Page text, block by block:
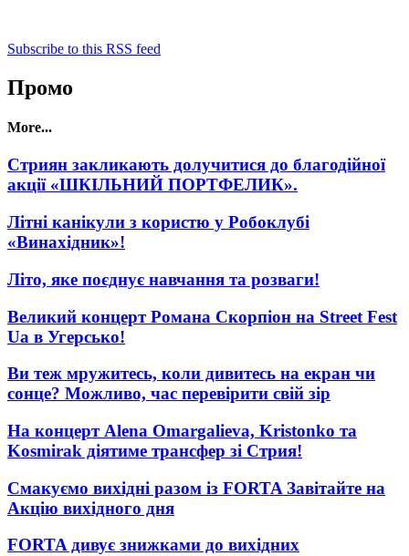
Subscribe to this RSS feed
Промо
More...
Стриян закликають долучитися до благодійної
акції «ШКІЛЬНИЙ ПОРТФЕЛИК».
Літні канікули з користю у Робоклубі
«Винахідник»!
Літо, яке поєднує навчання та розваги!
Великий концерт Романа Скорпіон на Street Fest
Ua в Угерсько!
Ви теж мружитесь, коли дивитесь на екран чи
сонце? Можливо, час перевірити свій зір
На концерт Alena Omargalieva, Kristonko та
Kosmirak діятиме трансфер зі Стрия!
Смакуємо вихідні разом із FORTA Завітайте на
Акцію вихідного дня
FORTA дивує знижками до вихідних